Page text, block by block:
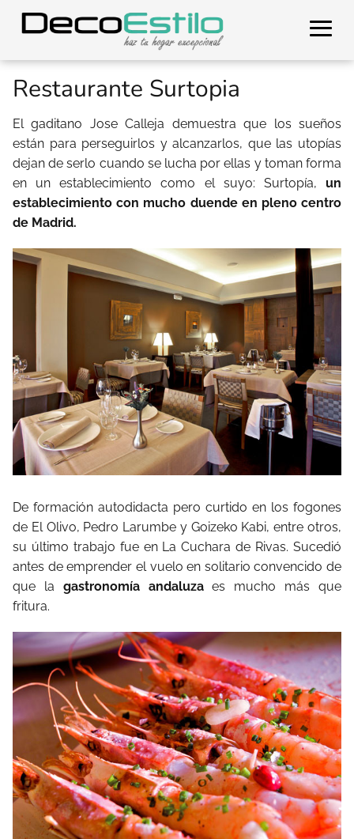
Restaurante Surtopia
El gaditano Jose Calleja demuestra que los sueños
están para perseguirlos y alcanzarlos, que las utopías
dejan de serlo cuando se lucha por ellas y toman forma
en un establecimiento como el suyo: Surtopía, un
establecimiento con mucho duende en pleno centro
de Madrid.
De formación autodidacta pero curtido en los fogones
de El Olivo, Pedro Larumbe y Goizeko Kabi, entre otros,
su último trabajo fue en La Cuchara de Rivas. Sucedió
antes de emprender el vuelo en solitario convencido de
que la gastronomía andaluzaes mucho más que
fritura.